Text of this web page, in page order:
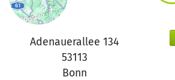
Adenauerallee 134
53113
Bonn